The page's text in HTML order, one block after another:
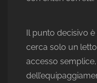
Il punto decisivo
cerca solo un
accesso